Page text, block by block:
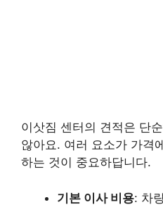
이삿짐 센터의 견적은 단
않아요. 여러 요소가 가격
하는 것이 중요하답니다.
기본 이사 비용: 차